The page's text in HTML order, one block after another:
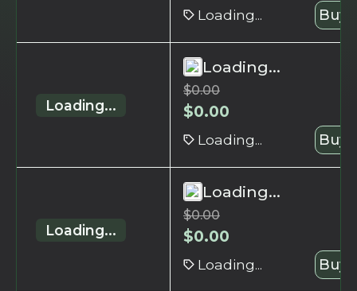
Loading... Buy
Loading...
Loading...
$0.00
$0.00
Loading... Buy
Loading...
Loading...
$0.00
$0.00
Loading... Buy